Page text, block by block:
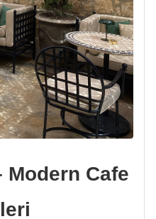
Modern Cafe